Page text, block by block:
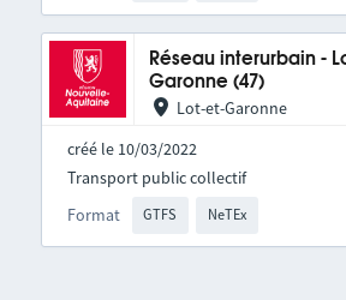
Réseau interurbain -
Garonne (47)
Lot-et-Garonne
créé le 10/03/2022
Format GTFS NeTEx
Transport public collectif